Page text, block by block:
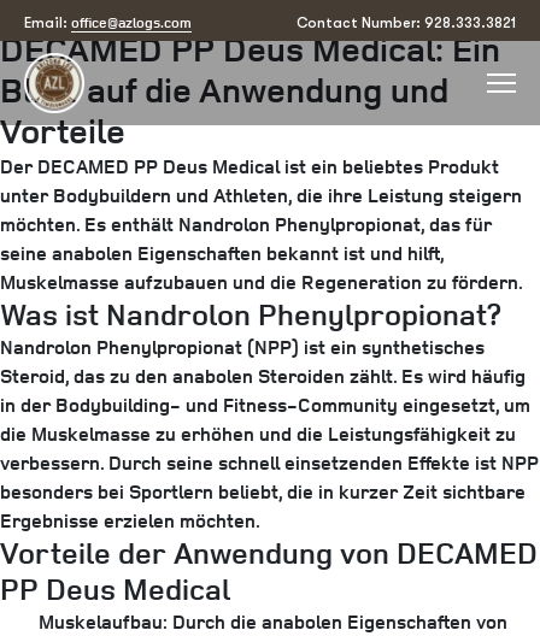
Email: office@azlogs.com Contact Number: 928.333.3821
Posted
on
July 24, 2025byarizona
DECAMED PP Deus Medical: Ein
Blick auf die Anwendung und
Vorteile
Der DECAMED PP Deus Medical ist ein beliebtes Produkt
unter Bodybuildern und Athleten, die ihre Leistung steigern
möchten. Es enthält Nandrolon Phenylpropionat, das für
seine anabolen Eigenschaften bekannt ist und hilft,
Muskelmasse aufzubauen und die Regeneration zu fördern.
Was ist Nandrolon Phenylpropionat?
Nandrolon Phenylpropionat (NPP) ist ein synthetisches
Steroid, das zu den anabolen Steroiden zählt. Es wird häufig
in der Bodybuilding- und Fitness-Community eingesetzt, um
die Muskelmasse zu erhöhen und die Leistungsfähigkeit zu
verbessern. Durch seine schnell einsetzenden Effekte ist NPP
besonders bei Sportlern beliebt, die in kurzer Zeit sichtbare
Ergebnisse erzielen möchten.
Vorteile der Anwendung von DECAMED
PP Deus Medical
Muskelaufbau: Durch die anabolen Eigenschaften von